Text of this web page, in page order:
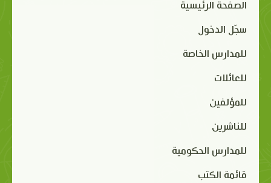
الصفحة الرئيسية
سجّل الدخول
للمدارس الخاصة
للعائلات
للمؤلفين
للناشرين
للمدارس الحكومية
قائمة الكتب